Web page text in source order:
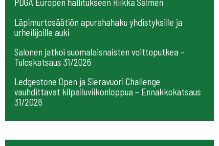
PDGA Europen hallitukseen Riikka Salmen
Läpimurtosäätiön apurahahaku yhdistyksille ja
urheilijoille auki
Salonen jatkoi suomalaisnaisten voittoputkea –
Tuloskatsaus 31/2026
Ledgestone Open ja Sieravuori Challenge
vauhdittavat kilpailuviikonloppua – Ennakkokatsaus
31/2026